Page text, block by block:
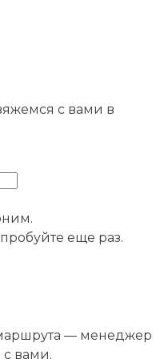
с вами в
еще раз.
— менеджер
с вами.